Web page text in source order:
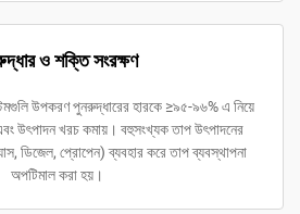
ও শক্তি সংরক্ষণ
উপকরণ পুনরুদ্ধারের হারকে ≥৯৫-৯৬% এ নিয়ে
উৎপাদন খরচ কমায়। বহুসংখ্যক তাপ উৎপাদনের
ডিজেল, প্রোপেন) ব্যবহার করে তাপ ব্যবস্থাপনা
অপটিমাল করা হয়।